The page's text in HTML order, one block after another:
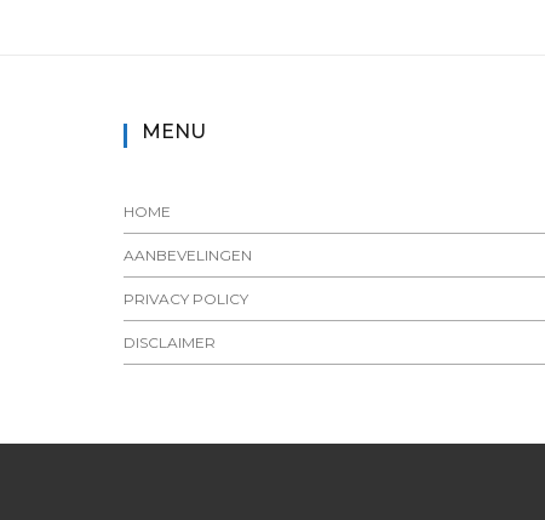
MENU
HOME
AANBEVELINGEN
PRIVACY POLICY
DISCLAIMER